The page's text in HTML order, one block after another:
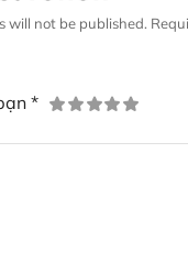
will not be published.
*